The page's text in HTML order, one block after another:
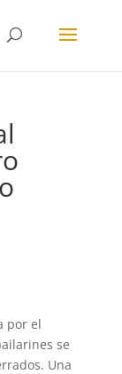
por el
se
Una